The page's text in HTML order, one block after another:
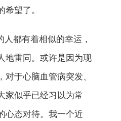
望了。
都有着相似的幸运，
地雷同。或许是因为现
于心脑血管病突发、
家似乎已经习以为常
心态对待。我一个近